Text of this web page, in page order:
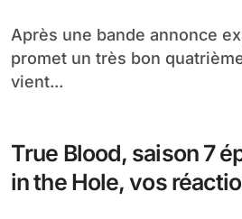
Après une bande annonce explosive qui nous
promet un très bon
vient...
True Blood, saison 7
in the Hole, vos